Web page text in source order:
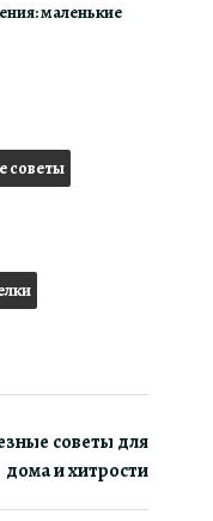
маленькие
советы
советы для
дома и хитрости